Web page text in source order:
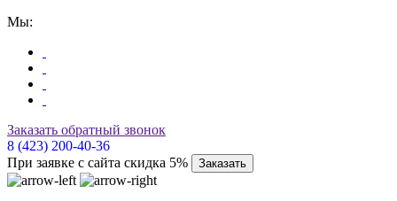
Мы:
Заказать обратный звонок
8 (423) 200-40-36
При заявке с сайта скидка 5%
Заказать